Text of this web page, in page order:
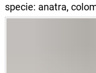
specie: anatra,